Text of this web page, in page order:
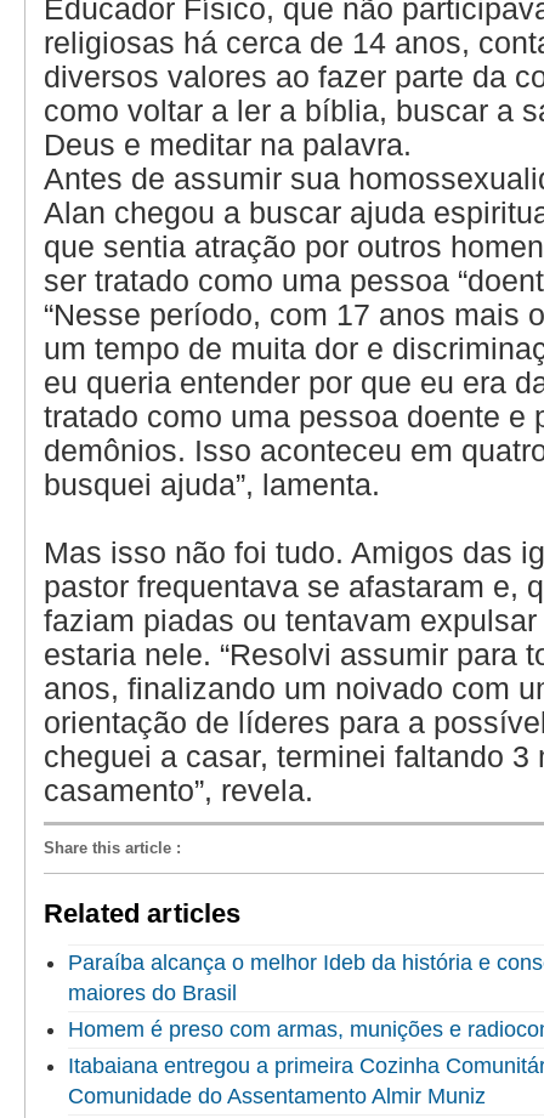
Educador Físico, que não
religiosas há cerca de 14 anos,
diversos valores ao fazer parte da
como voltar a ler a bíblia, buscar a
Deus e meditar na palavra.
Antes de assumir sua
Alan chegou a buscar ajuda
que sentia atração por outros
ser tratado como uma pessoa
“Nesse período, com 17 anos mais
um tempo de muita dor e
eu queria entender por que eu era
tratado como uma pessoa doente e
demônios. Isso aconteceu em
busquei ajuda”, lamenta.
Mas isso não foi tudo. Amigos das
pastor frequentava se afastaram e,
faziam piadas ou tentavam expulsar
estaria nele. “Resolvi assumir para
anos, finalizando um noivado com
orientação de líderes para a possível
cheguei a casar, terminei faltando 3
casamento”, revela.
Share this article :
Related articles
Paraíba alcança o melhor Ideb da história e
maiores do Brasil
Homem é preso com armas, munições e
Itabaiana entregou a primeira Cozinha
Comunidade do Assentamento Almir Muniz